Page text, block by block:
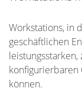
Workstations, in
geschäftlichen
können.